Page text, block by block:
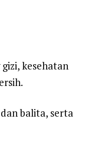
kesehatan
balita, serta